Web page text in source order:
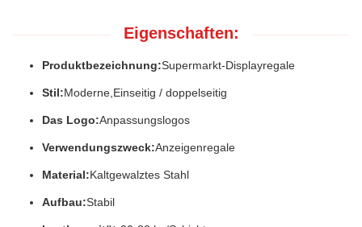
Eigenschaften:
Produktbezeichnung:Supermarkt-Displayregale
Stil:Moderne, Einseitig / doppelseitig
Das Logo:Anpassungslogos
Verwendungszweck:Anzeigenregale
Material:Kaltgewalztes Stahl
Aufbau:Stabil